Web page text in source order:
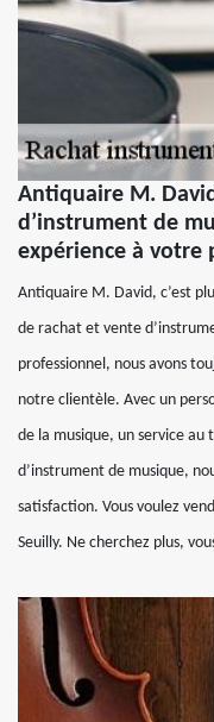
Antiquaire M.
d’instrument de
expérience à votre
Antiquaire M. David, c’est
de rachat et vente
professionnel, nous avons
notre clientèle. Avec un
de la musique, un service
d’instrument de musique,
satisfaction. Vous voulez
Seuilly. Ne cherchez plus,